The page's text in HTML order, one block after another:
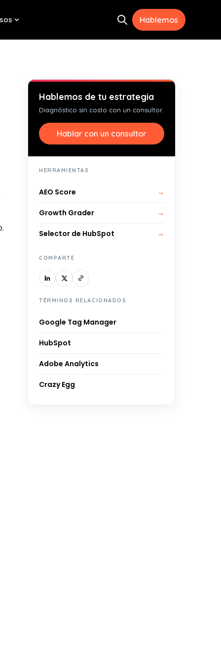
for Herramientas Open search
Hablemos
Hablemos de tu estrategia
Diagnóstico sin costo con un consultor.
Hablar con un consultor
HERRAMIENTAS
AEO Score →
Growth Grader →
Selector de HubSpot →
COMPARTE
TÉRMINOS RELACIONADOS
Google Tag Manager
HubSpot
Adobe Analytics
Crazy Egg